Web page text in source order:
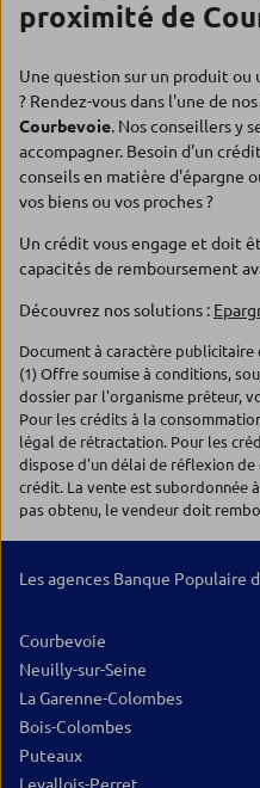
proximité de
Une question sur un produit ou
? Rendez-vous dans l'une de nos
Courbevoie. Nos conseillers y
accompagner. Besoin d'un
conseils en matière d'épargne
vos biens ou vos proches ?
Un crédit vous engage et doit
capacités de remboursement
Découvrez nos solutions :
Document à caractère
(1) Offre soumise à conditions,
dossier par l'organisme prêteur,
Pour les crédits à la
légal de rétractation. Pour les
dispose d'un délai de réflexion
crédit. La vente est subordonnée
pas obtenu, le vendeur doit
Les agences Banque Populaire
Courbevoie
Neuilly-sur-Seine
La Garenne-Colombes
Bois-Colombes
Puteaux